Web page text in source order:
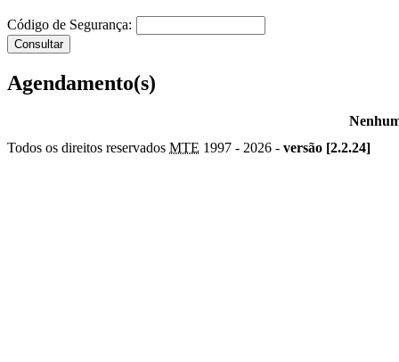
Código de Segurança:
Agendamento(s)
Todos os direitos reservados MTE 1997 - 2026 - versão [2.2.24]